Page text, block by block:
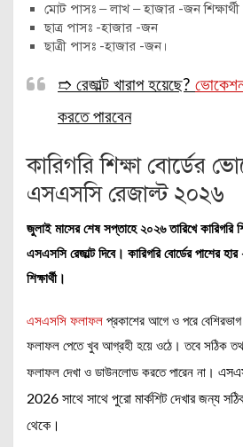
মোট পাসঃ – লাখ – হাজার -জন শিক্ষার্থী
ছাত্র পাসঃ -হাজার -জন
ছাত্রী পাসঃ -হাজার -জন।
➱ রেজাল্ট খারাপ হয়েছে?
করতে পারবেন
কারিগরি শিক্ষা বোর্ডের
এসএসসি রেজাল্ট ২০২৬
জুলাই মাসের শেষ সপ্তাহে ২০২৬ তারিখে কারিগরি
এসএসসি রেজাল্ট দিবে। কারিগরি বোর্ডের পাশের
শিক্ষার্থী।
এসএসসি ফলাফল প্রকাশের আগে ও পরে বেশিরভাগ
ফলাফল পেতে খুব আগ্রহী হয়ে ওঠে। তবে সঠিক
ফলাফল দেখা ও ডাউনলোড করতে পারেন না।
2026 সাথে সাথে পুরো মার্কশিট দেখার জন্য
থেকে।